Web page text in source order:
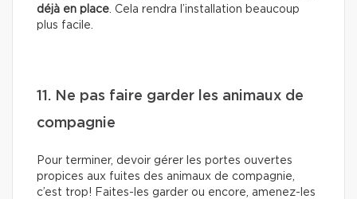
déjà en place. Cela rendra l’installation beaucoup
plus facile.
11. Ne pas faire garder les animaux de
compagnie
Pour terminer, devoir gérer les portes ouvertes
propices aux fuites des animaux de compagnie,
c’est trop! Faites-les garder ou encore, amenez-les